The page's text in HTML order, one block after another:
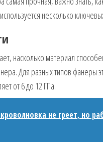
несколько
насколько материал
Для разных типов фанеры
от 6 до 12 ГПа.
не греет, но